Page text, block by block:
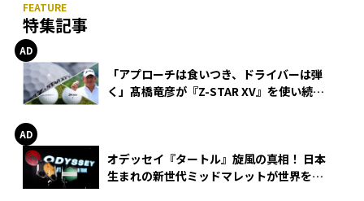
特集記事
「アプローチは食いつき、ドライバーは弾
く」髙橋竜彦が『Z-STAR XV』を使い続け
オデッセイ『タートル』旋風の真相！ 日本
生まれの新世代ミッドマレットが世界を席